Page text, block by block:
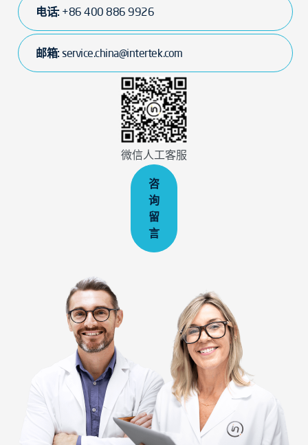
电话: +86 400 886 9926
邮箱:service.china@intertek.com
微信人工客服
咨
询
留
言